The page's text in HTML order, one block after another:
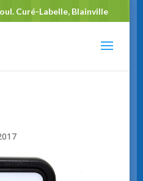
Curé-Labelle, Blainville